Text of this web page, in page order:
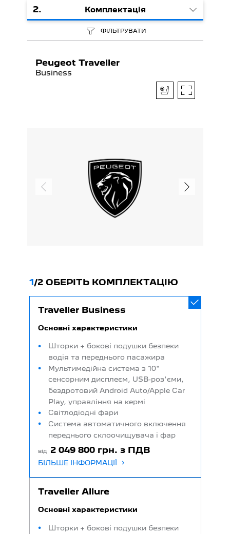
2. Комплектація
ФІЛЬТРУВАТИ
Peugeot Traveller
Business
1/2 ОБЕРІТЬ КОМПЛЕКТАЦІЮ
Traveller Business
Основні характеристики
Шторки + бокові подушки безпеки
водія та переднього пасажира
Мультимедійна система з 10"
сенсорним дисплеєм, USB-роз'єми,
бездротовий Android Auto/Apple Car
Play, управління на кермі
Світлодіодні фари
Система автоматичного включення
переднього склоочищувача і фар
від 2 049 800 грн. з ПДВ
БІЛЬШЕ ІНФОРМАЦІЇ
Traveller Allure
Основні характеристики
Шторки + бокові подушки безпеки